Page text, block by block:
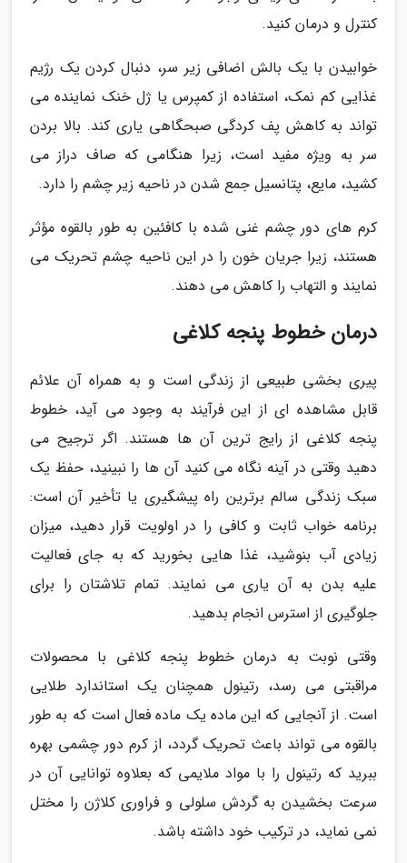
کنترل و درمان کنید.
خوابیدن با یک بالش اضافی زیر سر، دنبال کردن یک رژیم
غذایی کم نمک، استفاده از کمپرس یا ژل خنک نماینده می
تواند به کاهش پف کردگی صبحگاهی یاری کند. بالا بردن
سر به ویژه مفید است، زیرا هنگامی که صاف دراز می
کشید، مایع، پتانسیل جمع شدن در ناحیه زیر چشم را دارد.
کرم های دور چشم غنی شده با کافئین به طور بالقوه مؤثر
هستند، زیرا جریان خون را در این ناحیه چشم تحریک می
نمایند و التهاب را کاهش می دهند.
درمان خطوط پنجه کلاغی
پیری بخشی طبیعی از زندگی است و به همراه آن علائم
قابل مشاهده ای از این فرآیند به وجود می آید، خطوط
پنجه کلاغی از رایج ترین آن ها هستند. اگر ترجیح می
دهید وقتی در آینه نگاه می کنید آن ها را نبینید، حفظ یک
سبک زندگی سالم برترین راه پیشگیری یا تأخیر آن است:
برنامه خواب ثابت و کافی را در اولویت قرار دهید، میزان
زیادی آب بنوشید، غذا هایی بخورید که به جای فعالیت
علیه بدن به آن یاری می نمایند. تمام تلاشتان را برای
جلوگیری از استرس انجام بدهید.
وقتی نوبت به درمان خطوط پنجه کلاغی با محصولات
مراقبتی می رسد، رتینول همچنان یک استاندارد طلایی
است. از آنجایی که این ماده یک ماده فعال است که به طور
بالقوه می تواند باعث تحریک گردد، از کرم دور چشمی بهره
ببرید که رتینول را با مواد ملایمی که بعلاوه توانایی آن در
سرعت بخشیدن به گردش سلولی و فراوری کلاژن را مختل
نمی نماید، در ترکیب خود داشته باشد.